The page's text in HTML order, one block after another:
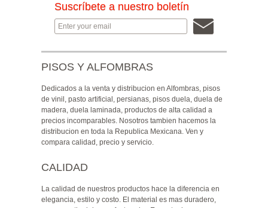
Suscríbete a nuestro boletín
PISOS Y ALFOMBRAS
Dedicados a la venta y distribucion en Alfombras, pisos
de vinil, pasto artificial, persianas, pisos duela, duela de
madera, duela laminada, productos de alta calidad a
precios incomparables. Nosotros tambien hacemos la
distribucion en toda la Republica Mexicana. Ven y
compara calidad, precio y servicio.
CALIDAD
La calidad de nuestros productos hace la diferencia en
elegancia, estilo y costo. El material es mas duradero,